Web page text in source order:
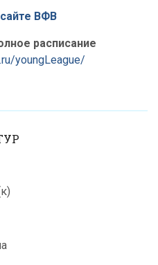
сайте ВФВ
расписание
youngLeague/